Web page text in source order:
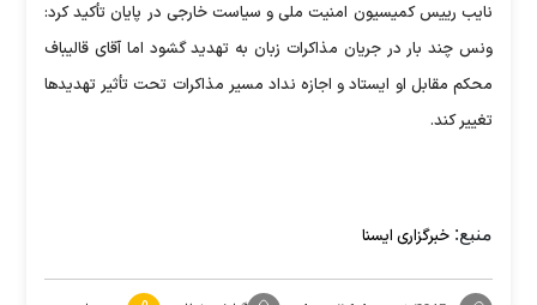
نایب رییس کمیسیون امنیت ملی و سیاست خارجی در پایان تأکید کرد:
ونس چند بار در جریان مذاکرات زبان به تهدید گشود اما آقای قالیباف
محکم مقابل او ایستاد و اجازه نداد مسیر مذاکرات تحت تأثیر تهدیدها
تغییر کند.
منبع: خبرگزاری ایسنا